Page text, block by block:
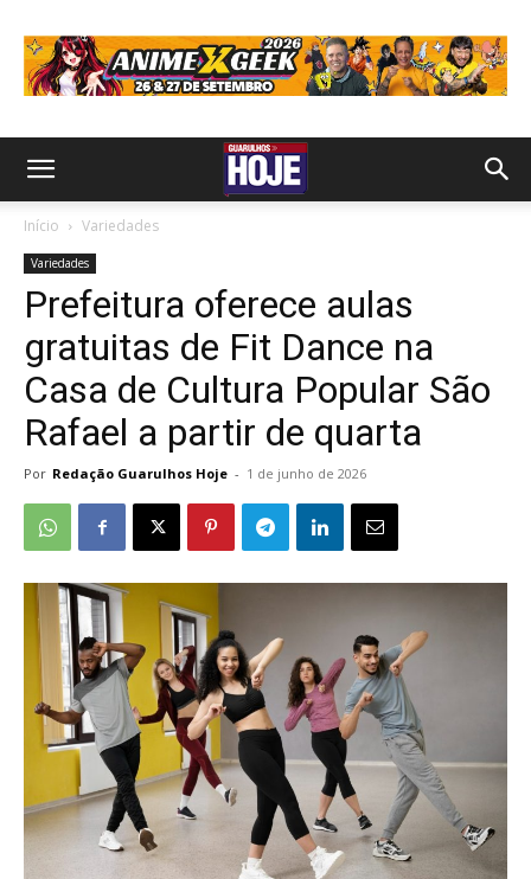
Início Variedades
Variedades
Prefeitura oferece aulas
gratuitas de Fit Dance na
Casa de Cultura Popular São
Rafael a partir de quarta
Por Redação Guarulhos Hoje - 1 de junho de 2026